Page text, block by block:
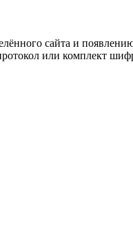
сайта и
или комплект